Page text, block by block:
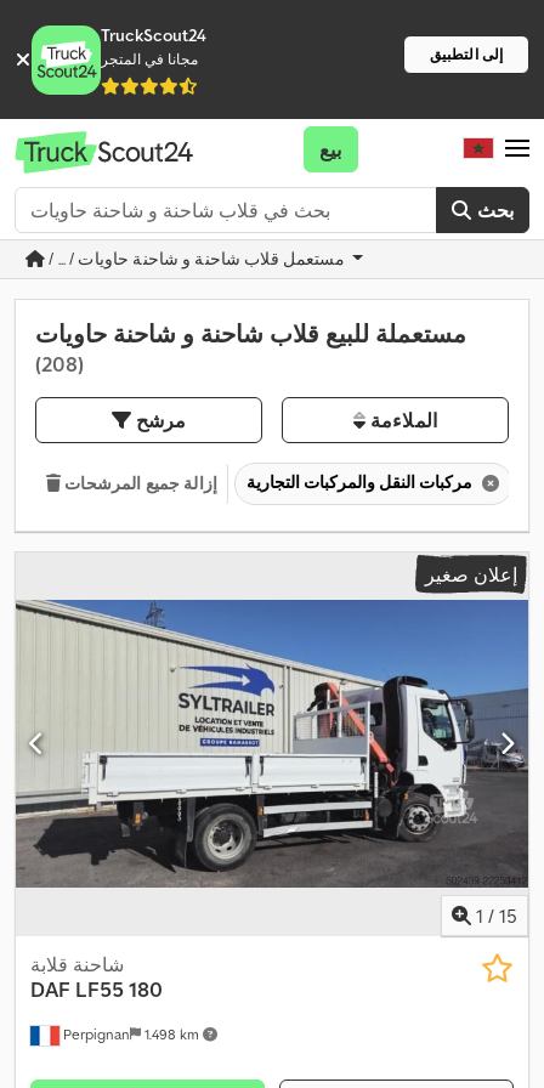
TruckScout24
مجانا في المتجر إلى التطبيق
بحث
بيع
مستعملة للبيع قلاب شاحنة و شاحنة حاويات
(208)
مرشح الملاءمة
إزالة جميع المرشحات
إعلان صغير
1 / 15
Perpignan 1.498 km
شاحنة قلابة
DAF LF55 180